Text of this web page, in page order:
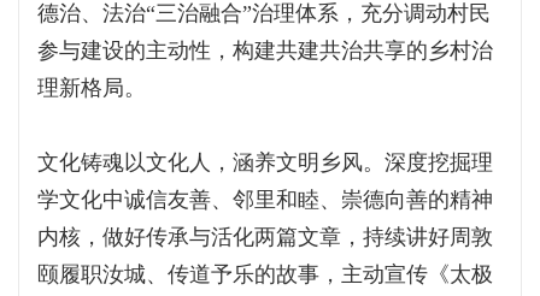
德治、法治“三治融合”治理体系，充分调动村民
参与建设的主动性，构建共建共治共享的乡村治
理新格局。
文化铸魂以文化人，涵养文明乡风。深度挖掘理
学文化中诚信友善、邻里和睦、崇德向善的精神
内核，做好传承与活化两篇文章，持续讲好周敦
颐履职汝城、传道予乐的故事，主动宣传《太极